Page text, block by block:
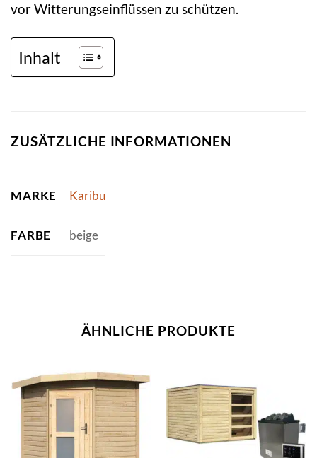
vor Witterungseinflüssen zu schützen.
Inhalt
ZUSÄTZLICHE INFORMATIONEN
MARKE Karibu
FARBE beige
ÄHNLICHE PRODUKTE